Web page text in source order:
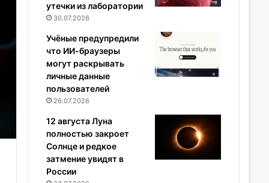
утечки из лаборатории
30.07.2026
Учёные предупредили
что ИИ-браузеры
могут раскрывать
личные данные
пользователей
26.07.2026
12 августа Луна
полностью закроет
Солнце и редкое
затмение увидят в
России